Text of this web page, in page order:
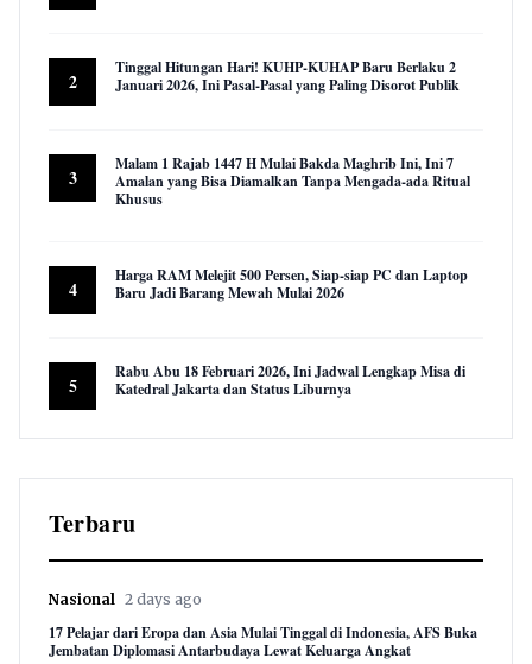
2
Tinggal Hitungan Hari! KUHP-KUHAP Baru Berlaku 2
Januari 2026, Ini Pasal-Pasal yang Paling Disorot Publik
3
Malam 1 Rajab 1447 H Mulai Bakda Maghrib Ini, Ini 7
Amalan yang Bisa Diamalkan Tanpa Mengada-ada Ritual
Khusus
4
Harga RAM Melejit 500 Persen, Siap-siap PC dan Laptop
Baru Jadi Barang Mewah Mulai 2026
5
Rabu Abu 18 Februari 2026, Ini Jadwal Lengkap Misa di
Katedral Jakarta dan Status Liburnya
Terbaru
Nasional 2 days ago
17 Pelajar dari Eropa dan Asia Mulai Tinggal di Indonesia, AFS Buka
Jembatan Diplomasi Antarbudaya Lewat Keluarga Angkat